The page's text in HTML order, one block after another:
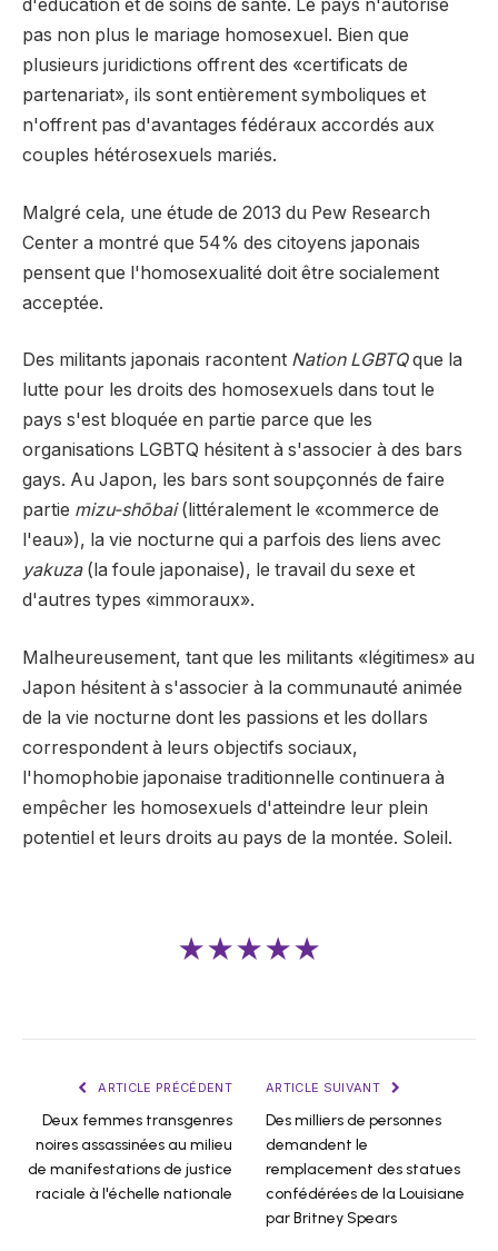
d'éducation et de soins de santé. Le pays n'autorise
pas non plus le mariage homosexuel. Bien que
plusieurs juridictions offrent des «certificats de
partenariat», ils sont entièrement symboliques et
n'offrent pas d'avantages fédéraux accordés aux
couples hétérosexuels mariés.
Malgré cela, une étude de 2013 du Pew Research
Center a montré que 54% des citoyens japonais
pensent que l'homosexualité doit être socialement
acceptée.
Des militants japonais racontent Nation LGBTQque la
lutte pour les droits des homosexuels dans tout le
pays s'est bloquée en partie parce que les
organisations LGBTQ hésitent à s'associer à des bars
gays. Au Japon, les bars sont soupçonnés de faire
partie mizu-shōbai(littéralement le «commerce de
l'eau»), la vie nocturne qui a parfois des liens avec
yakuza(la foule japonaise), le travail du sexe et
d'autres types «immoraux».
Malheureusement, tant que les militants «légitimes» au
Japon hésitent à s'associer à la communauté animée
de la vie nocturne dont les passions et les dollars
correspondent à leurs objectifs sociaux,
l'homophobie japonaise traditionnelle continuera à
empêcher les homosexuels d'atteindre leur plein
potentiel et leurs droits au pays de la montée. Soleil.
★★★★★
ARTICLE PRÉCÉDENT
Deux femmes transgenres
noires assassinées au milieu
de manifestations de justice
raciale à l'échelle nationale
ARTICLE SUIVANT
Des milliers de personnes
demandent le
remplacement des statues
confédérées de la Louisiane
par Britney Spears